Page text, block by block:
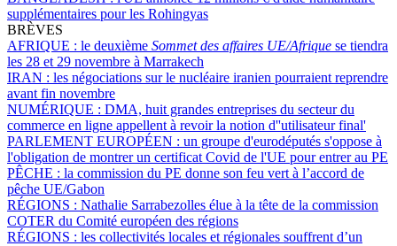
supplémentaires pour les Rohingyas
BRÈVES
AFRIQUE : le deuxième Sommet des affaires UE/Afrique se tiendra
les 28 et 29 novembre à Marrakech
IRAN : les négociations sur le nucléaire iranien pourraient reprendre
avant fin novembre
NUMÉRIQUE : DMA, huit grandes entreprises du secteur du
commerce en ligne appellent à revoir la notion d''utilisateur final'
PARLEMENT EUROPÉEN : un groupe d'eurodéputés s'oppose à
l'obligation de montrer un certificat Covid de l'UE pour entrer au PE
PÊCHE : la commission du PE donne son feu vert à l’accord de
pêche UE/Gabon
RÉGIONS : Nathalie Sarrabezolles élue à la tête de la commission
COTER du Comité européen des régions
RÉGIONS : les collectivités locales et régionales souffrent d’un